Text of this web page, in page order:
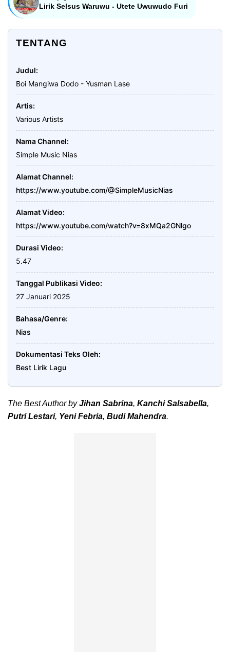
Lirik Selsus Waruwu - Utete Uwuwudo Furi
TENTANG
Judul
Boi Mangiwa Dodo - Yusman Lase
Artis
Various Artists
Nama Channel
Simple Music Nias
Alamat Channel
https://www.youtube.com/@SimpleMusicNias
Alamat Video
https://www.youtube.com/watch?v=8xMQa2GNlgo
Durasi Video
5.47
Tanggal Publikasi Video
27 Januari 2025
Bahasa/Genre
Nias
Dokumentasi Teks Oleh
Best Lirik Lagu
The Best Author byJihan Sabrina, Kanchi Salsabella,
Putri Lestari, Yeni Febria, Budi Mahendra.